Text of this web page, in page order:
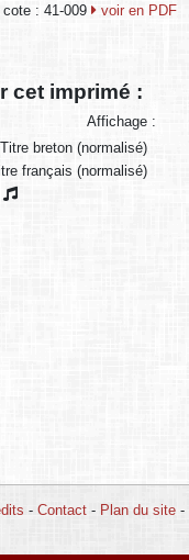
: 41-009 voir en PDF
cet imprimé :
Affichage :
Titre breton (normalisé)
français (normalisé)
- Contact- Plan du site-